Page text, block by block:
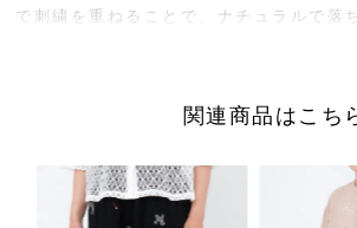
で刺繍を重ねることで、ナチュラルで落
ゆったりとしたフレンチスリーブで腕ま
し、羽織としても使いやすいバランスの
関連商品はこち